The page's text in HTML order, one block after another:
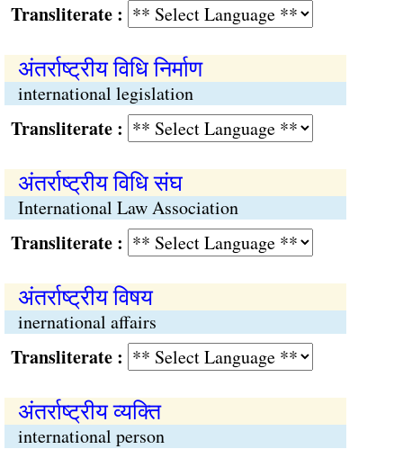
:
अंतर्राष्ट्रीय विधि निर्माण
international legislation
:
अंतर्राष्ट्रीय विधि संघ
International Law Association
:
अंतर्राष्ट्रीय विषय
inernational affairs
:
अंतर्राष्ट्रीय व्यक्ति
international person